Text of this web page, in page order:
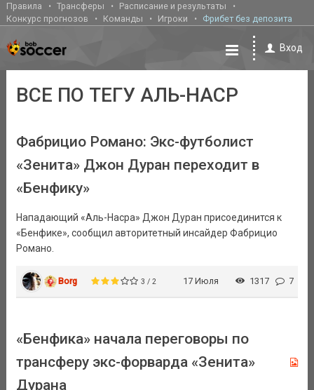
Правила Трансферы
Расписание и результаты
Конкурс прогнозов
Команды Игроки Фрибет без депозита
Вход
ВСЕ ПО ТЕГУ АЛЬ-НАСР
Фабрицио Романо: Экс-футболист
«Зенита» Джон Дуран переходит в
«Бенфику»
Нападающий «Аль-Насра» Джон Дуран присоединится к
«Бенфике», сообщил авторитетный инсайдер Фабрицио
Романо.
Borg 3 / 2 17 Июля 1317 7
«Бенфика» начала переговоры по
трансферу экс-форварда «Зенита»
Дурана